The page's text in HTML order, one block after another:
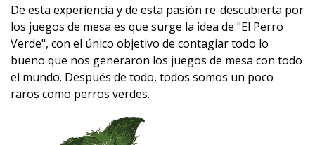
De esta experiencia y de esta pasión re-descubierta por
los juegos de mesa es que surge la idea de "El Perro
Verde", con el único objetivo de contagiar todo lo
bueno que nos generaron los juegos de mesa con todo
el mundo. Después de todo, todos somos un poco
raros como perros verdes.